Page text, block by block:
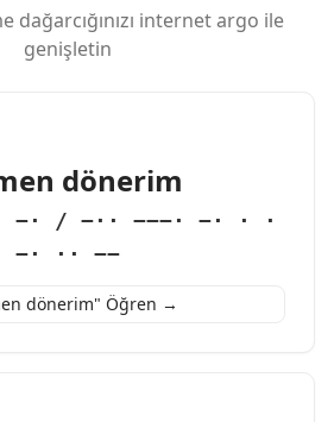
dağarcığınızı i̇nternet argo ile
genişletin
dönerim
−· / −·· −−−· −· · ·
−· ·· −−
dönerim" Öğren →